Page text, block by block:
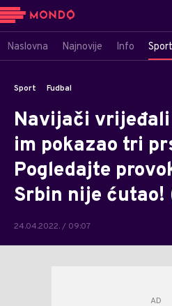
Naslovna Najnovije Info Sport
Sport Fudbal
Navijači vrijeđali
im pokazao tri
Pogledajte
Srbin nije ćutao!
24.04.2022. / 09:07